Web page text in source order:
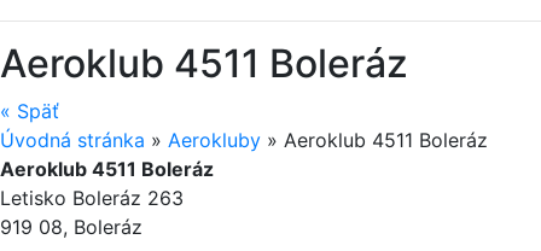
Aeroklub 4511 Boleráz
« Späť
Úvodná stránka » Aerokluby » Aeroklub 4511 Boleráz
Aeroklub 4511 Boleráz
Letisko Boleráz 263
919 08, Boleráz